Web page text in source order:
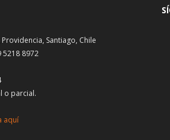
Santiago, Chile
5218 8972
o parcial.
aquí